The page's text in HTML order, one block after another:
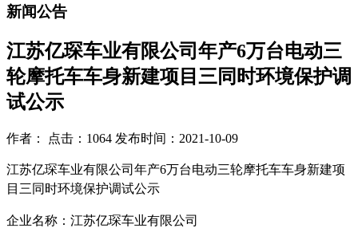
新闻公告
江苏亿琛车业有限公司年产6万台电动三
轮摩托车车身新建项目三同时环境保护调
试公示
作者： 点击：1064 发布时间：2021-10-09
江苏亿琛车业有限公司年产6万台电动三轮摩托车车身新建项
目三同时环境保护调试公示
企业名称：江苏亿琛车业有限公司